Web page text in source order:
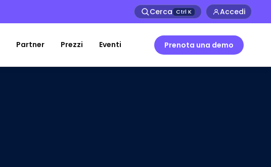
Cerca Ctrl K Accedi
Partner Prezzi Eventi Prenota una demo